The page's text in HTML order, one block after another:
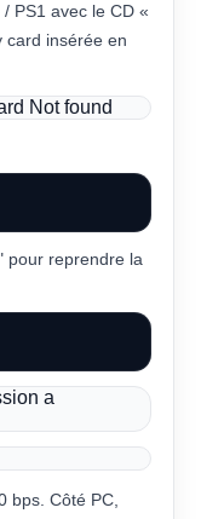
PS1 avec le CD «
card insérée en
pour reprendre la
bps. Côté PC,